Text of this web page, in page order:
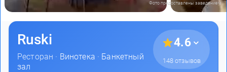
Фото предоставлены заведением
Ruski
Ресторан · Винотека · Банкетный
зал
4.6
148 отзывов